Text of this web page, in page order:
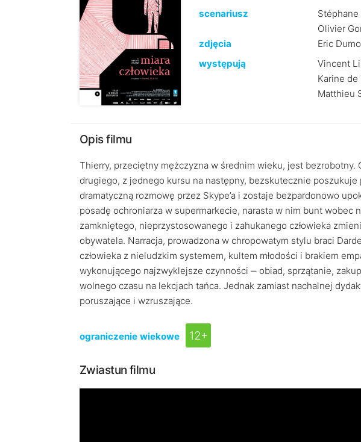
scenariusz
Stéphane
Olivier
zdjęcia
Eric
występują
Vincent
Karine
Matthieu
Opis filmu
Thierry, przeciętny mężczyzna w średnim wieku, jest bezrobotny.
drugiego, z jednego kursu na następny, bezskutecznie
dramatyczną rozmowę przez Skype’a i zostaje bezpardonowo
posadę ochroniarza w supermarkecie, narasta w nim bunt wobec
zamkniętego, nieprzystosowanego i zahukanego człowieka
obywatela. Narracja, prowadzona w chropowatym stylu braci
człowieka z nieludzkim systemem, kultem młodości i brakiem
wykonującego najzwyklejsze czynności ‒ obiad, sprzątanie,
wolnego czasu na lekcjach tańca. Jednak zamiast nachalnej
poruszające i wzruszające.
ograniczenie wiekowe 12+
Zwiastun filmu